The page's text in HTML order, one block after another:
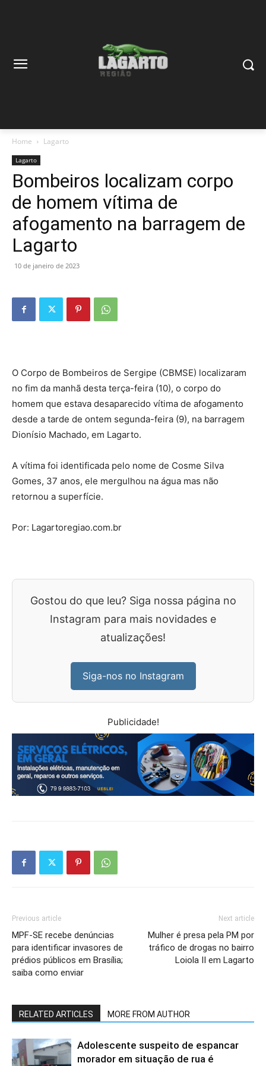
Home Lagarto
Lagarto
Bombeiros localizam corpo
de homem vítima de
afogamento na barragem de
Lagarto
10 de janeiro de 2023
O Corpo de Bombeiros de Sergipe (CBMSE) localizaram
no fim da manhã desta terça-feira (10), o corpo do
homem que estava desaparecido vítima de afogamento
desde a tarde de ontem segunda-feira (9), na barragem
Dionísio Machado, em Lagarto.
A vítima foi identificada pelo nome de Cosme Silva
Gomes, 37 anos, ele mergulhou na água mas não
retornou a superfície.
Por: Lagartoregiao.com.br
Gostou do que leu? Siga nossa página no
Instagram para mais novidades e
atualizações!
Siga-nos no Instagram
Publicidade!
Previous article
MPF-SE recebe denúncias
para identificar invasores de
prédios públicos em Brasília;
saiba como enviar
Next article
Mulher é presa pela PM por
tráfico de drogas no bairro
Loiola II em Lagarto
RELATED ARTICLES MORE FROM AUTHOR
Adolescente suspeito de espancar
morador em situação de rua é